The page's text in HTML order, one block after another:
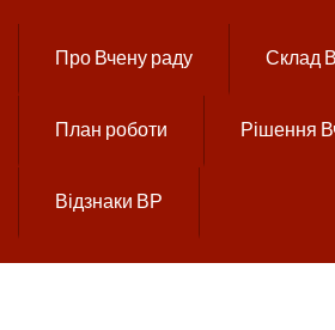
Про Вчену раду Склад
План роботи Рішення
Відзнаки ВР